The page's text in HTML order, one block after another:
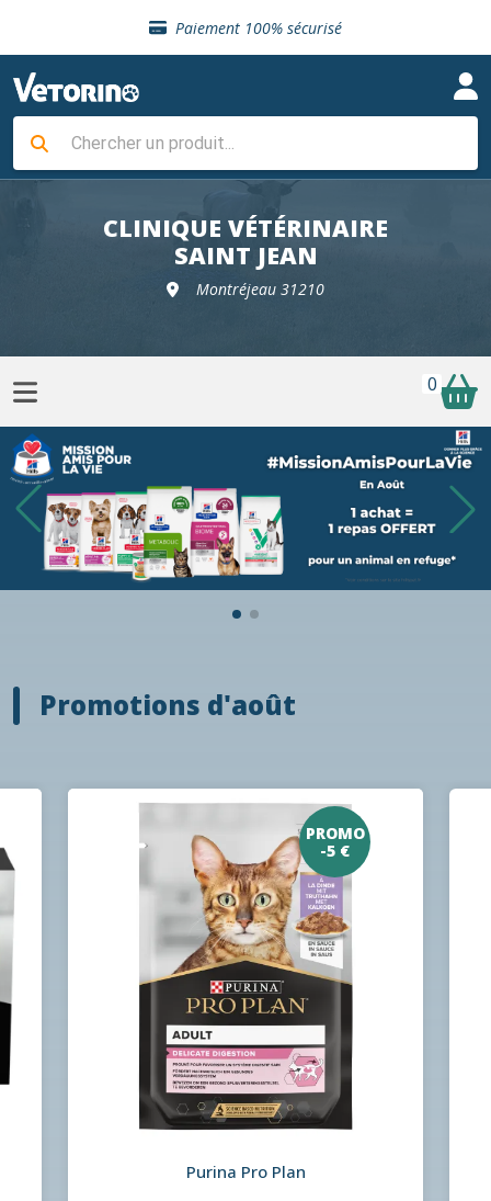
Paiement 100% sécurisé
Livraison gratuite en clinique vétérinaire
Sélection de croquettes vétérinaire
Livraison gratuite en clinique vétérinaire
Retour gratuit en clinique
CLINIQUE VÉTÉRINAIRE
SAINT JEAN
Montréjeau 31210
0
Promotions d'août
PROMO
-5 €
Purina Pro Plan